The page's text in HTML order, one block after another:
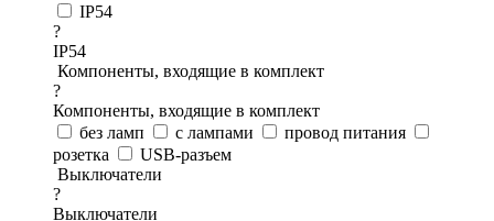
IP54
?
IP54
Компоненты, входящие в комплект
?
Компоненты, входящие в комплект
без ламп
с лампами
провод питания
розетка
USB-разъем
Выключатели
?
Выключатели